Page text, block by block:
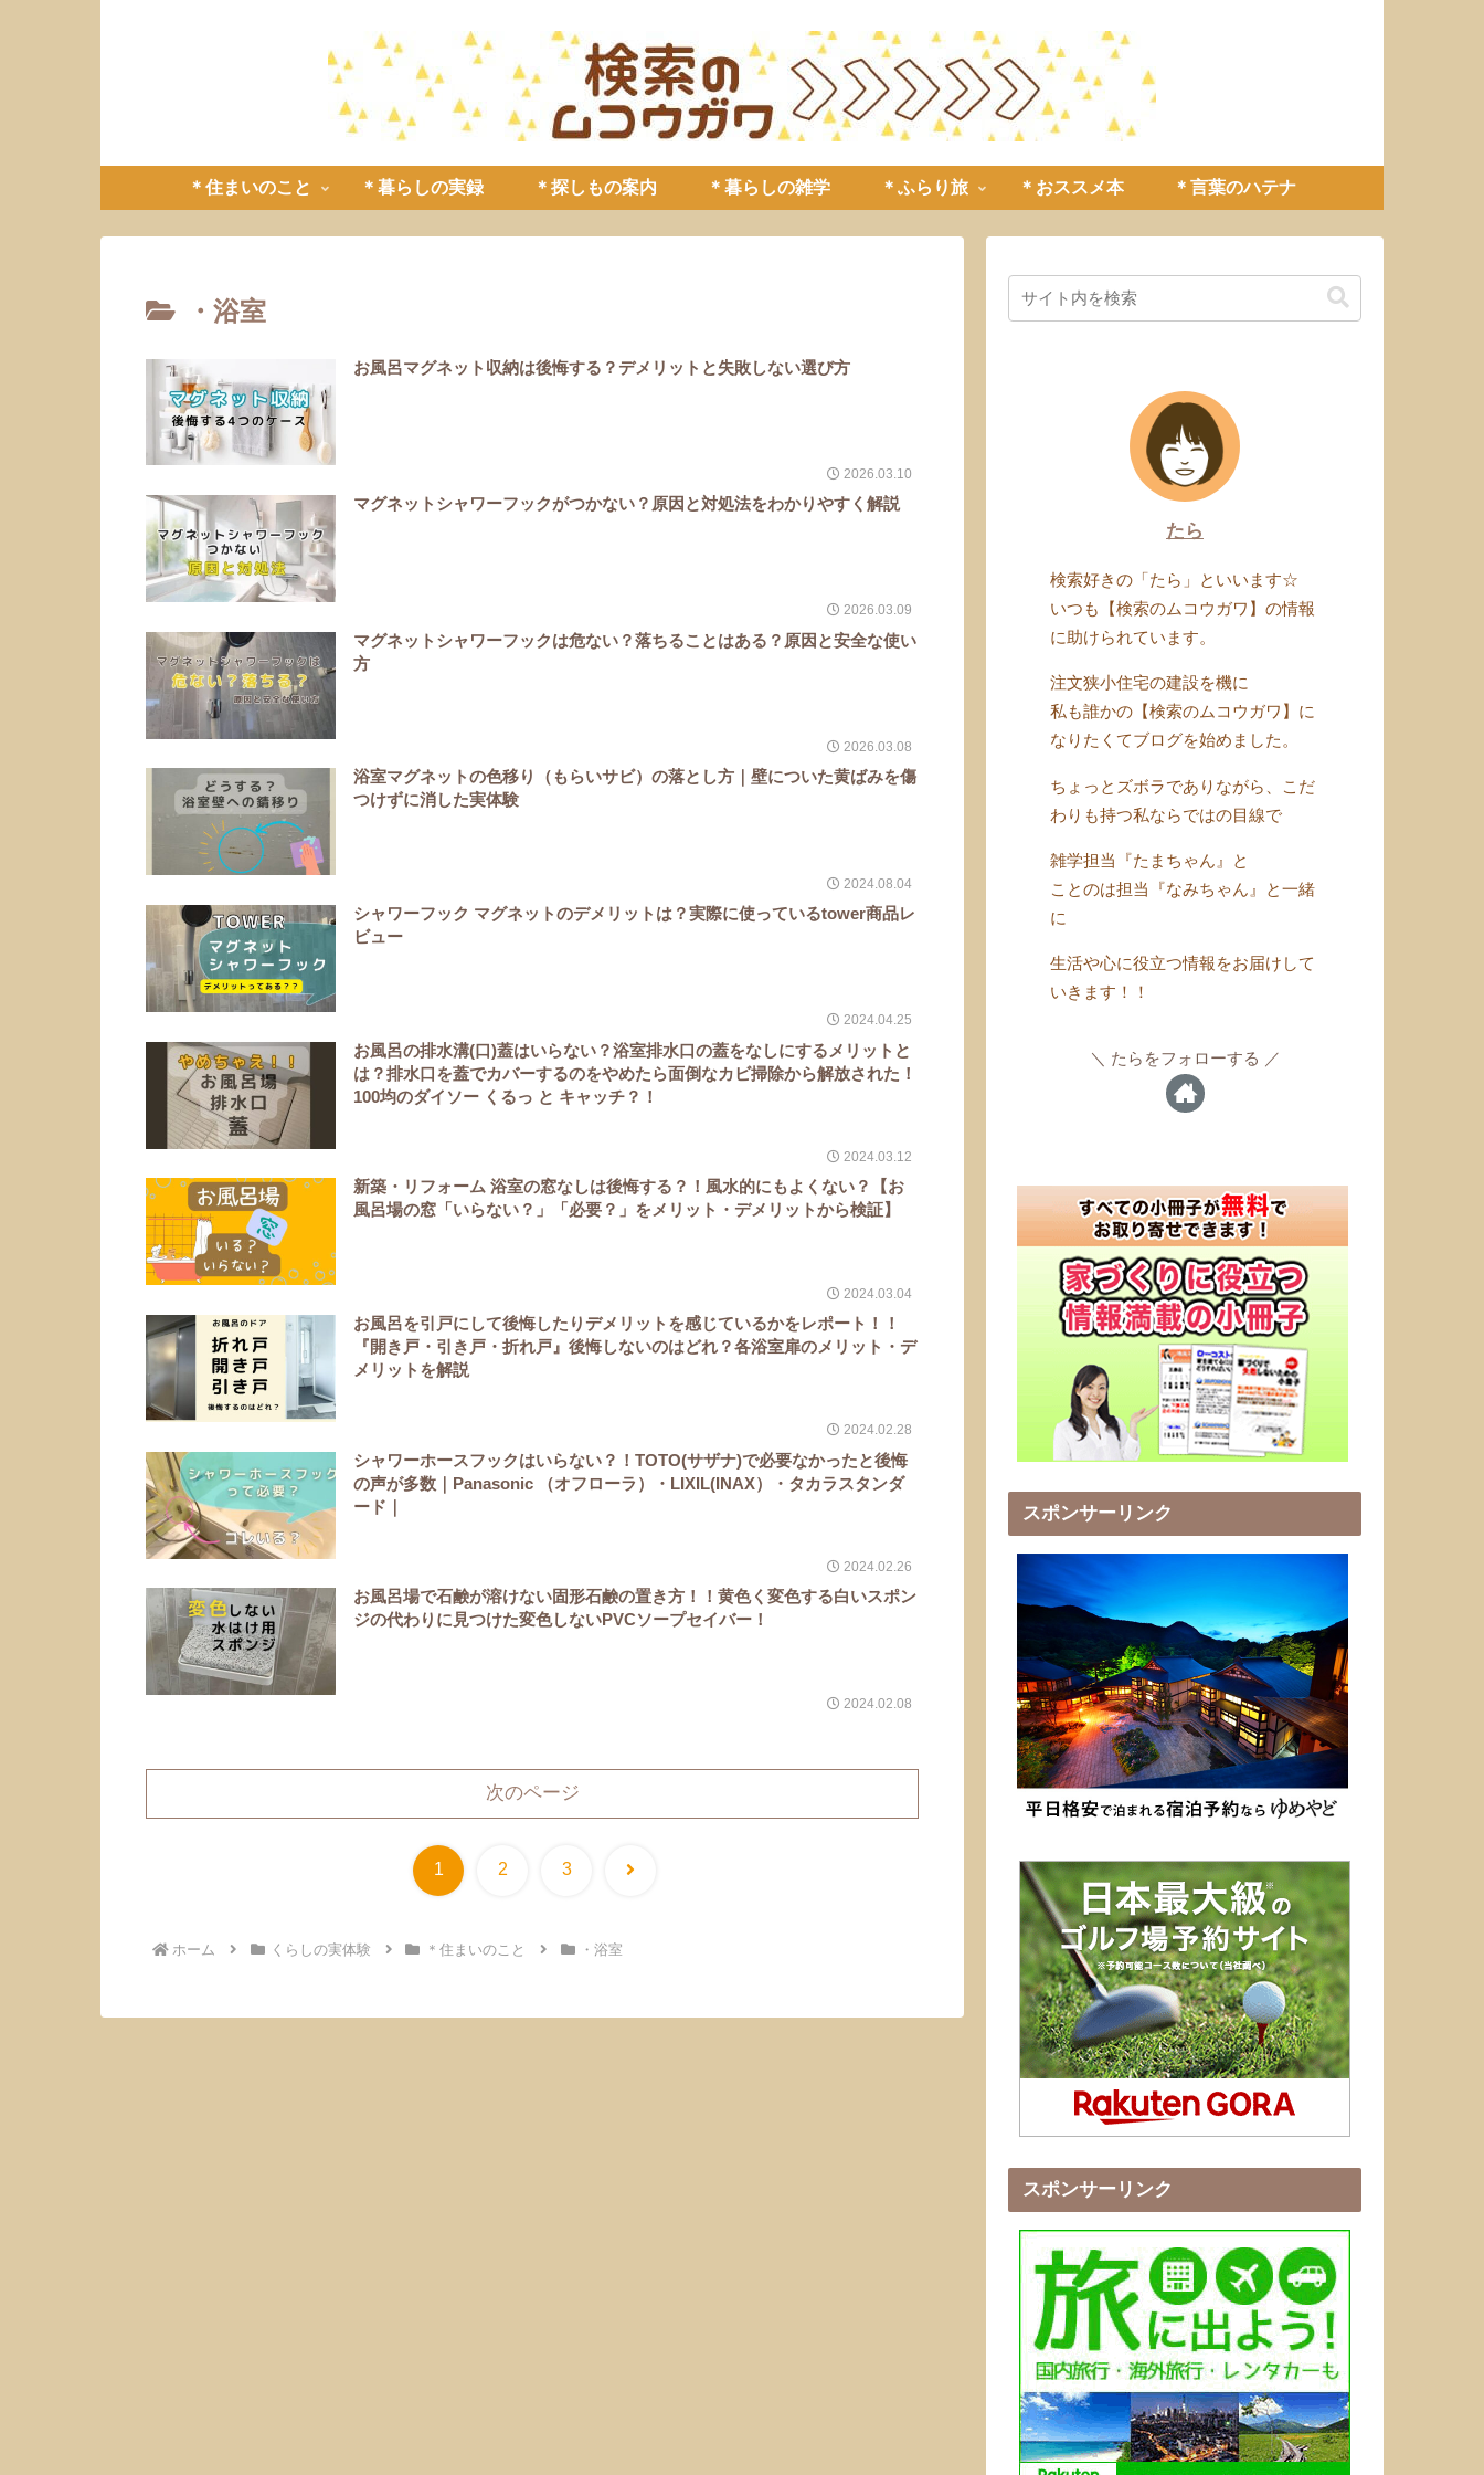
＊住まいのこと ＊暮らしの実録 ＊探しもの案内 ＊暮らしの雑学 ＊ふらり旅 ＊おススメ本 ＊言葉のハテナ
・浴室
お風呂マグネット収納は後悔する？デメリットと失敗しない選び方
2026.03.10
マグネットシャワーフックがつかない？原因と対処法をわかりやすく解説
2026.03.09
マグネットシャワーフックは危ない？落ちることはある？原因と安全な使い
方
2026.03.08
浴室マグネットの色移り（もらいサビ）の落とし方｜壁についた黄ばみを傷
つけずに消した実体験
2024.08.04
シャワーフック マグネットのデメリットは？実際に使っているtower商品レ
ビュー
2024.04.25
お風呂の排水溝(口)蓋はいらない？浴室排水口の蓋をなしにするメリットと
は？排水口を蓋でカバーするのをやめたら面倒なカビ掃除から解放された！
100均のダイソー くるっ と キャッチ？！
2024.03.12
新築・リフォーム 浴室の窓なしは後悔する？！風水的にもよくない？【お
風呂場の窓「いらない？」「必要？」をメリット・デメリットから検証】
2024.03.04
お風呂を引戸にして後悔したりデメリットを感じているかをレポート！！
『開き戸・引き戸・折れ戸』後悔しないのはどれ？各浴室扉のメリット・デ
メリットを解説
2024.02.28
シャワーホースフックはいらない？！TOTO(サザナ)で必要なかったと後悔
の声が多数｜Panasonic （オフローラ）・LIXIL(INAX）・タカラスタンダ
ード｜
2024.02.26
お風呂場で石鹸が溶けない固形石鹸の置き方！！黄色く変色する白いスポン
ジの代わりに見つけた変色しないPVCソープセイバー！
2024.02.08
次のページ
1 2 3 次
ホーム くらしの実体験 ＊住まいのこと ・浴室
たら
検索好きの「たら」といいます☆
いつも【検索のムコウガワ】の情報
に助けられています。
注文狭小住宅の建設を機に
私も誰かの【検索のムコウガワ】に
なりたくてブログを始めました。
ちょっとズボラでありながら、こだ
わりも持つ私ならではの目線で
雑学担当『たまちゃん』と
ことのは担当『なみちゃん』と一緒
に
生活や心に役立つ情報をお届けして
いきます！！
たらをフォローする
スポンサーリンク
スポンサーリンク